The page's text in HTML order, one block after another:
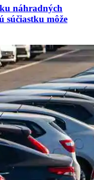
náhradných
súčiastku môže